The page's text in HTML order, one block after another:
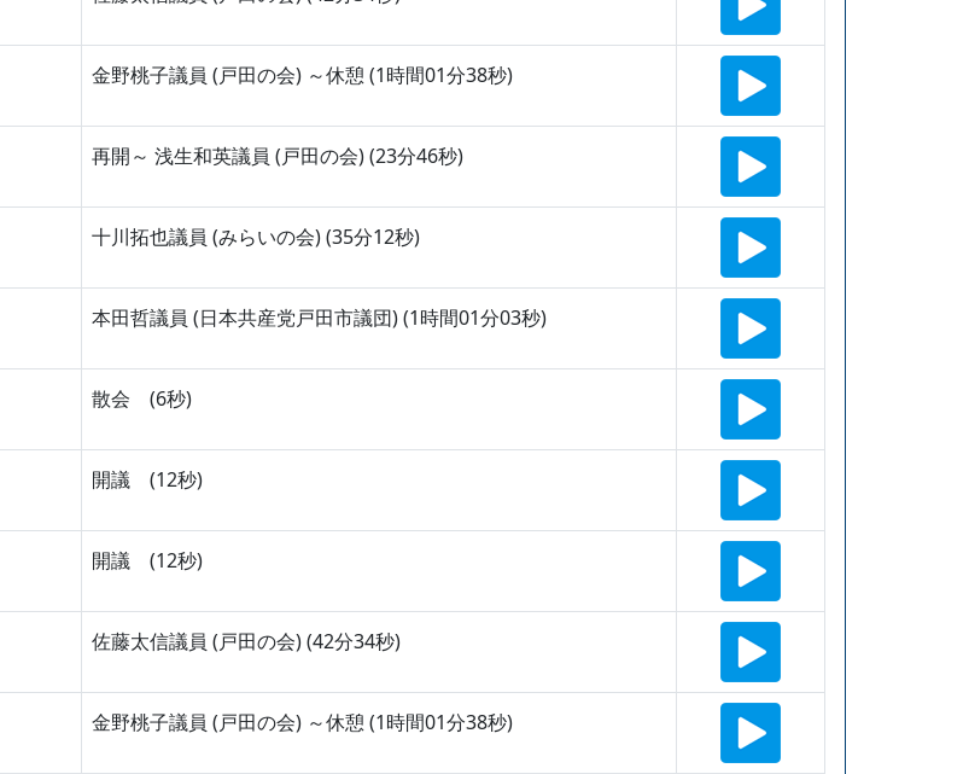
金野桃子議員 (戸田の会) ～休憩 (1時間01分38秒)
再開～ 浅生和英議員 (戸田の会) (23分46秒)
十川拓也議員 (みらいの会) (35分12秒)
本田哲議員 (日本共産党戸田市議団) (1時間01分03秒)
散会 (6秒)
開議 (12秒)
開議 (12秒)
佐藤太信議員 (戸田の会) (42分34秒)
金野桃子議員 (戸田の会) ～休憩 (1時間01分38秒)